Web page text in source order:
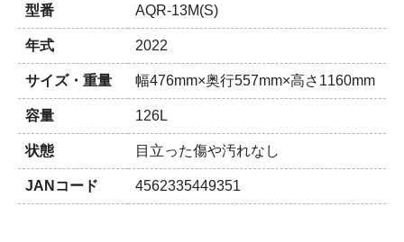
型番 AQR-13M(S)
年式 2022
サイズ・重量 幅476mm×奥行557mm×高さ1160mm
容量 126L
状態 目立った傷や汚れなし
JANコード 4562335449351